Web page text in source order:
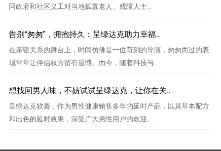
同政府和社区义工对当地孤寡老人、残障人士..
告别“匆匆”，拥抱持久：呈绿达克助力幸福..
在亲密关系的舞台上，时间仿佛是一位苛刻的导演，匆匆而过的表
现常常让伴侣双方留有遗憾。而今，随着科技与..
想找回男人味，不妨试试呈绿达克，让你在关..
呈绿达克软膏，作为男性健康销售多年的延时产品，以其草本配方
和出色的延时效果，深受广大男性用户的欢迎。..